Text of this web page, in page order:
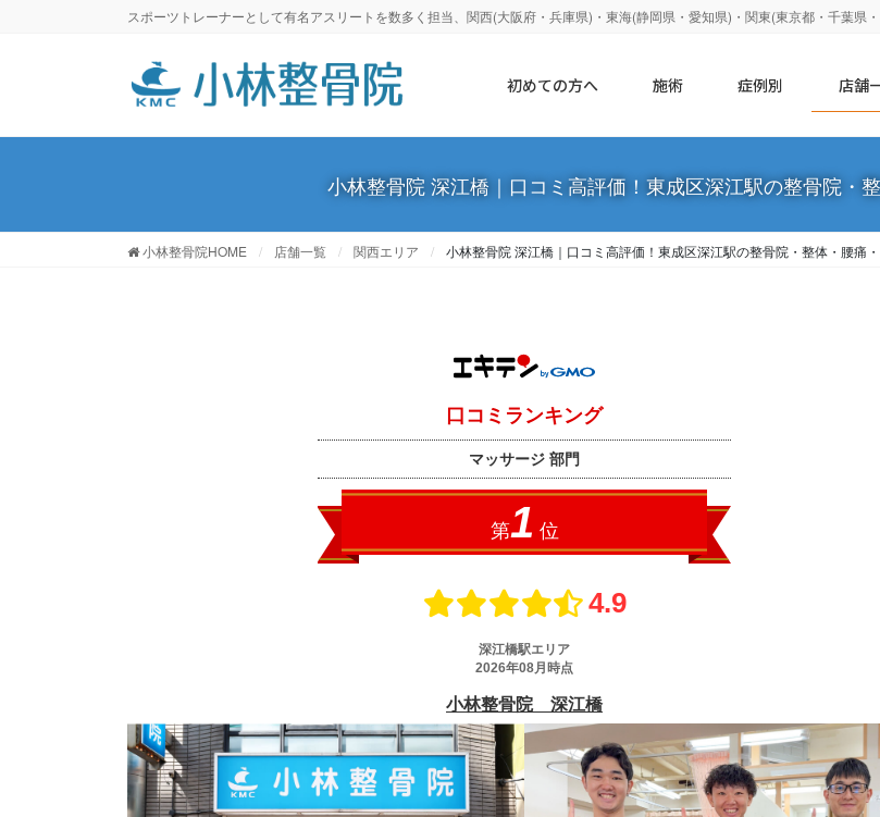
スポーツトレーナーとして有名アスリートを数多く担当、関西(大阪府・兵庫県)・東海(静岡県・愛知県)・関東(東京都・千葉県
初めての方へ 施術 症例別 店舗
小林整骨院 深江橋｜口コミ高評価！東成区深江駅の整骨院・
小林整骨院HOME 店舗一覧 関西エリア 小林整骨院 深江橋｜口コミ高評価！東成区深江駅の整骨院・整体・腰痛